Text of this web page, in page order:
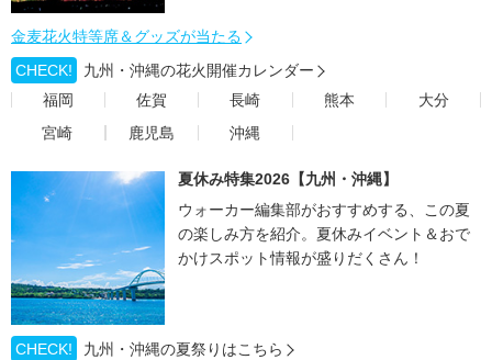
金麦花火特等席＆グッズが当たる
CHECK!
九州・沖縄の花火開催カレンダー
福岡
佐賀 長崎 熊本
大分
宮崎
鹿児島 沖縄
夏休み特集2026【九州・沖縄】
ウォーカー編集部がおすすめする、この夏
の楽しみ方を紹介。夏休みイベント＆おで
かけスポット情報が盛りだくさん！
CHECK!
九州・沖縄の夏祭りはこちら